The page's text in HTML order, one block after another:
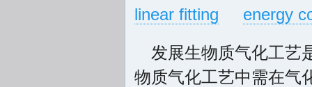
linear fitting
energy
发展生物质气化工艺
物质气化工艺中需在气